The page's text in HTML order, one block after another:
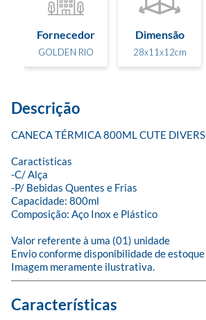
Fornecedor
GOLDEN RIO
Dimensão
28x11x12cm
Descrição
CANECA TÉRMICA 800ML CUTE
Caractisticas
-C/ Alça
-P/ Bebidas Quentes e Frias
Capacidade: 800ml
Composição: Aço Inox e Plástico
Valor referente à uma (01) unidade
Envio conforme disponibilidade de estoque
Imagem meramente ilustrativa.